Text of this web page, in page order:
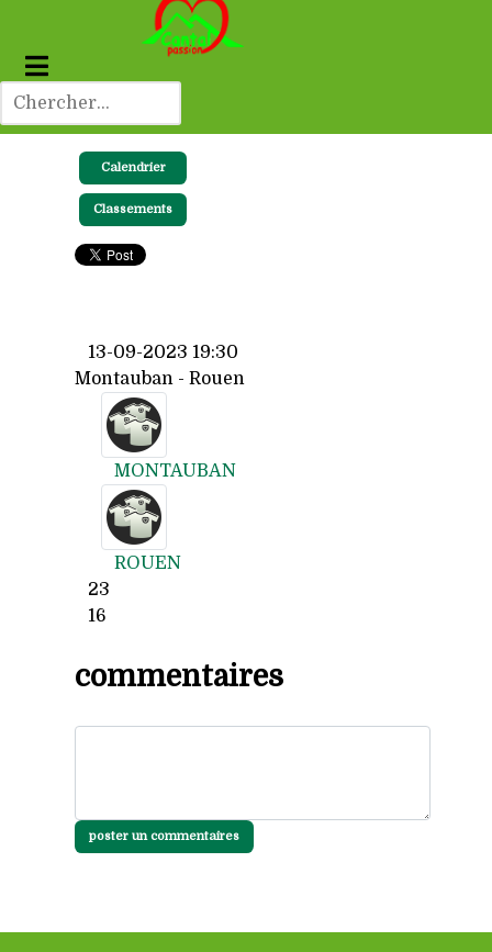
Calendrier
Classements
13-09-2023 19:30
Montauban - Rouen
MONTAUBAN
ROUEN
23
16
commentaires
poster un commentaires